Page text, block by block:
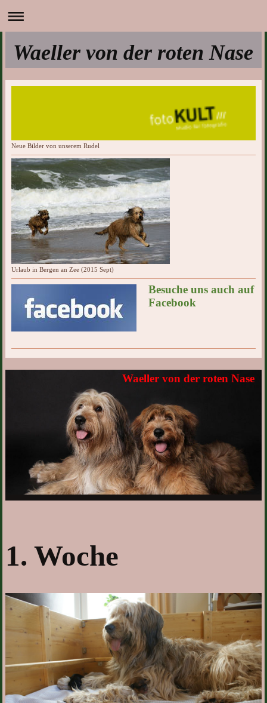
Waeller von der roten Nase
Neue Bilder von unserem Rudel
Urlaub in Bergen an Zee (2015 Sept)
Besuche uns auch auf
Facebook
Waeller von der roten Nase
1. Woche